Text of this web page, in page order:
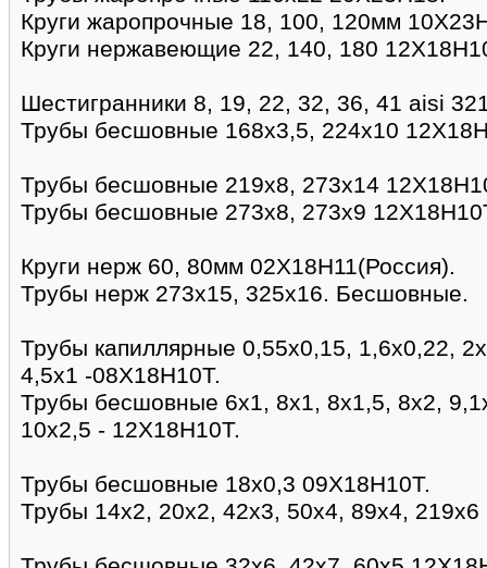
Круги жаропрочные 18, 100, 120мм
Круги нержавеющие 22, 140, 180
Шестигранники 8, 19, 22, 32, 36, 41 aisi
Трубы бесшовные 168х3,5, 224х10
Трубы бесшовные 219х8, 273х14
Трубы бесшовные 273х8, 273х9
Круги нерж 60, 80мм 02Х18Н11(Россия).
Трубы нерж 273х15, 325х16. Бесшовные.
Трубы капиллярные 0,55х0,15, 1,6х0,22,
4,5х1 -08Х18Н10Т.
Трубы бесшовные 6х1, 8х1, 8х1,5, 8х2,
10х2,5 - 12Х18Н10Т.
Трубы бесшовные 18х0,3 09Х18Н10Т.
Трубы 14х2, 20х2, 42х3, 50х4, 89х4,